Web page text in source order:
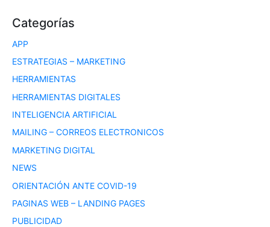
Categorías
APP
ESTRATEGIAS – MARKETING
HERRAMIENTAS
HERRAMIENTAS DIGITALES
INTELIGENCIA ARTIFICIAL
MAILING – CORREOS ELECTRONICOS
MARKETING DIGITAL
NEWS
ORIENTACIÓN ANTE COVID-19
PAGINAS WEB – LANDING PAGES
PUBLICIDAD